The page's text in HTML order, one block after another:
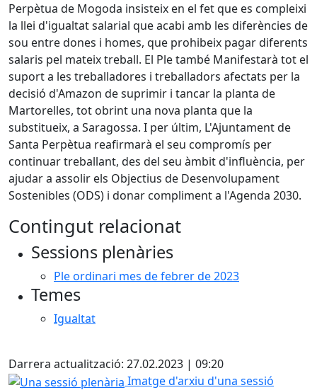
Perpètua de Mogoda insisteix en el fet que es compleixi
la llei d'igualtat salarial que acabi amb les diferències de
sou entre dones i homes, que prohibeix pagar diferents
salaris pel mateix treball. El Ple també Manifestarà tot el
suport a les treballadores i treballadors afectats per la
decisió d'Amazon de suprimir i tancar la planta de
Martorelles, tot obrint una nova planta que la
substitueix, a Saragossa. I per últim, L'Ajuntament de
Santa Perpètua reafirmarà el seu compromís per
continuar treballant, des del seu àmbit d'influència, per
ajudar a assolir els Objectius de Desenvolupament
Sostenibles (ODS) i donar compliment a l'Agenda 2030.
Contingut relacionat
Sessions plenàries
Ple ordinari mes de febrer de 2023
Temes
Igualtat
Darrera actualització: 27.02.2023 | 09:20
Una sessió plenària
Imatge d'arxiu d'una sessió